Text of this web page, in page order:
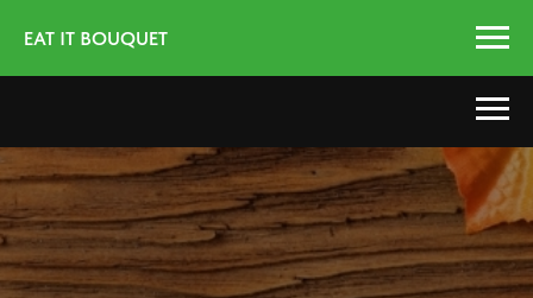
EAT IT BOUQUET